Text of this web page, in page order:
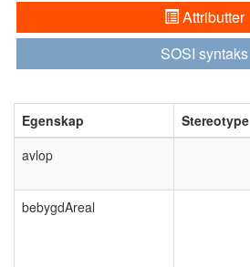
Attributter
SOSI syntaks
Egenskap Stereotype
avlop
bebygdAreal